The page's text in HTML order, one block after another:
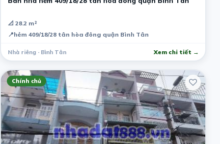
📐 28.2 m²
📍hẻm 409/18/28 tân hòa đông quận Bình Tân
Nhà riêng · Bình Tân Xem chi tiết →
Chính chủ